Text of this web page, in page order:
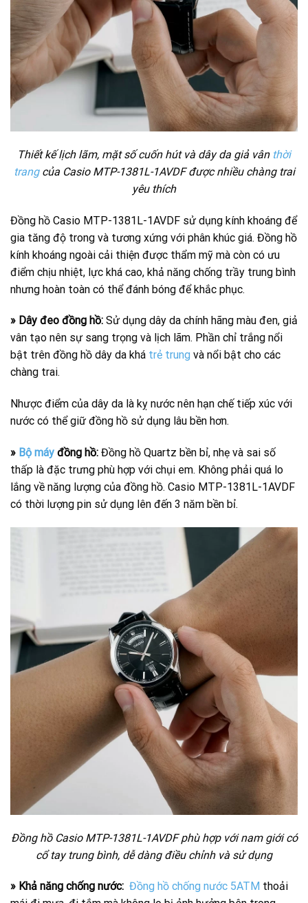
Thiết kế lịch lãm, mặt số cuốn hút và dây da giả vân thời
trang của Casio MTP-1381L-1AVDF được nhiều chàng trai
yêu thích
Đồng hồ Casio MTP-1381L-1AVDF sử dụng kính khoáng để
gia tăng độ trong và tương xứng với phân khúc giá. Đồng hồ
kính khoáng ngoài cải thiện được thẩm mỹ mà còn có ưu
điểm chịu nhiệt, lực khá cao, khả năng chống trầy trung bình
nhưng hoàn toàn có thể đánh bóng để khắc phục.
» Dây đeo đồng hồ: Sử dụng dây da chính hãng màu đen, giả
vân tạo nên sự sang trọng và lịch lãm. Phần chỉ trắng nổi
bật trên đồng hồ dây da khá trẻ trung và nổi bật cho các
chàng trai.
Nhược điểm của dây da là kỵ nước nên hạn chế tiếp xúc với
nước có thể giữ đồng hồ sử dụng lâu bền hơn.
» Bộ máy đồng hồ: Đồng hồ Quartz bền bỉ, nhẹ và sai số
thấp là đặc trưng phù hợp với chụi em. Không phải quá lo
lắng về năng lượng của đồng hồ. Casio MTP-1381L-1AVDF
có thời lượng pin sử dụng lên đến 3 năm bền bỉ.
Đồng hồ Casio MTP-1381L-1AVDF phù hợp với nam giới có
cổ tay trung bình, dễ dàng điều chỉnh và sử dụng
» Khả năng chống nước: Đồng hồ chống nước 5ATM thoải